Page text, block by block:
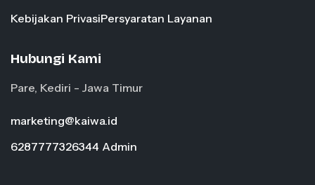
Kebijakan PrivasiPersyaratan Layanan
Hubungi Kami
Pare, Kediri - Jawa Timur
marketing@kaiwa.id
6287777326344 Admin